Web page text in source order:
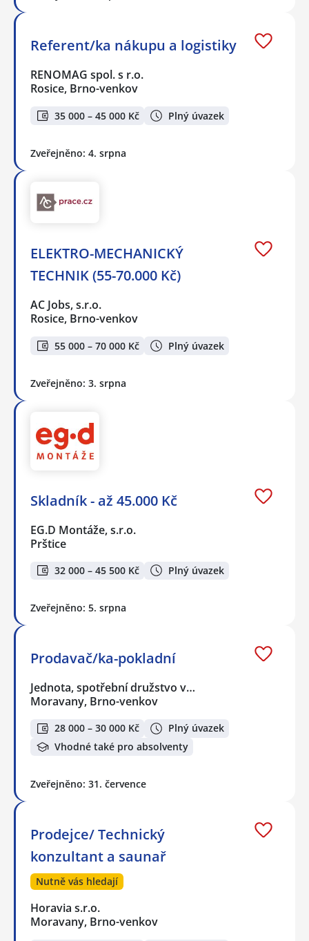
Referent/ka nákupu a logistiky
RENOMAG spol. s r.o.
Rosice, Brno-venkov
35 000 – 45 000 Kč Plný úvazek
Zveřejněno: 4. srpna
ELEKTRO-MECHANICKÝ
TECHNIK (55-70.000 Kč)
AC Jobs, s.r.o.
Rosice, Brno-venkov
55 000 – 70 000 Kč Plný úvazek
Zveřejněno: 3. srpna
Skladník - až 45.000 Kč
EG.D Montáže, s.r.o.
Prštice
32 000 – 45 500 Kč Plný úvazek
Zveřejněno: 5. srpna
Prodavač/ka-pokladní
Jednota, spotřební družstvo v…
Moravany, Brno-venkov
28 000 – 30 000 Kč
Plný úvazek
Vhodné také pro absolventy
Zveřejněno: 31. července
Prodejce/ Technický
konzultant a saunař
Nutně vás hledají
Horavia s.r.o.
Moravany, Brno-venkov